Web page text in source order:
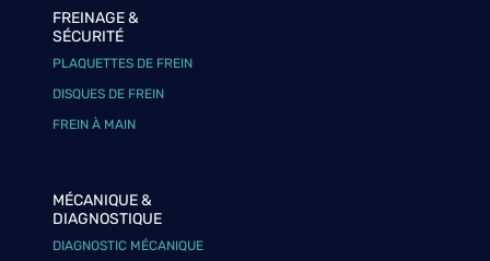
FREINAGE &
SÉCURITÉ
PLAQUETTES DE FREIN
DISQUES DE FREIN
FREIN À MAIN
MÉCANIQUE &
DIAGNOSTIQUE
DIAGNOSTIC MÉCANIQUE